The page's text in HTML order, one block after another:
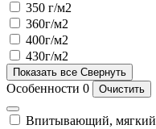
350 г/м2
360г/м2
400г/м2
430г/м2
Показать все Свернуть
Особенности 0 Очистить
Впитывающий, мягкий